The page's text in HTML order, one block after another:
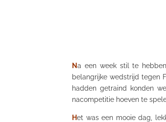
Na een week stil te
belangrijke wedstrijd tegen
hadden getraind konden
nacompetitie hoeven te
Het was een mooie dag,